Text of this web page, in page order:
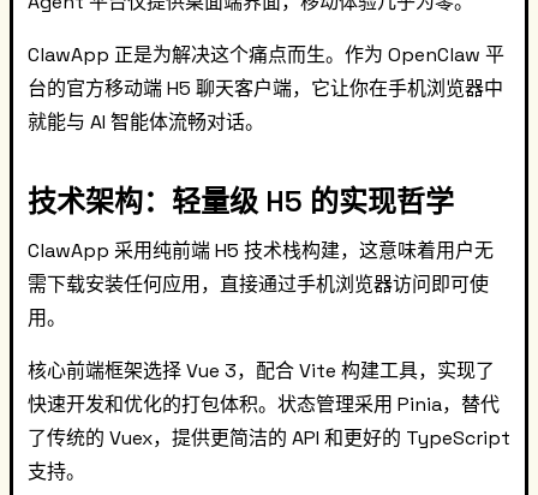
ClawApp 正是为解决这个痛点而生。作为 OpenClaw 平
台的官方移动端 H5 聊天客户端，它让你在手机浏览器中
就能与 AI 智能体流畅对话。
技术架构：轻量级 H5 的实现哲学
ClawApp 采用纯前端 H5 技术栈构建，这意味着用户无
需下载安装任何应用，直接通过手机浏览器访问即可使
用。
核心前端框架选择 Vue 3，配合 Vite 构建工具，实现了
快速开发和优化的打包体积。状态管理采用 Pinia，替代
了传统的 Vuex，提供更简洁的 API 和更好的 TypeScript
支持。